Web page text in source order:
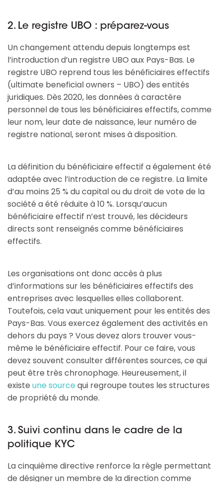
2. Le registre UBO : préparez-vous
Un changement attendu depuis longtemps est
l’introduction d’un registre UBO aux Pays-Bas. Le
registre UBO reprend tous les bénéficiaires effectifs
(ultimate beneficial owners – UBO) des entités
juridiques. Dès 2020, les données à caractère
personnel de tous les bénéficiaires effectifs, comme
leur nom, leur date de naissance, leur numéro de
registre national, seront mises à disposition.
La définition du bénéficiaire effectif a également été
adaptée avec l’introduction de ce registre. La limite
d’au moins 25 % du capital ou du droit de vote de la
société a été réduite à 10 %. Lorsqu’aucun
bénéficiaire effectif n’est trouvé, les décideurs
directs sont renseignés comme bénéficiaires
effectifs.
Les organisations ont donc accès à plus
d’informations sur les bénéficiaires effectifs des
entreprises avec lesquelles elles collaborent.
Toutefois, cela vaut uniquement pour les entités des
Pays-Bas. Vous exercez également des activités en
dehors du pays ? Vous devez alors trouver vous-
même le bénéficiaire effectif. Pour ce faire, vous
devez souvent consulter différentes sources, ce qui
peut être très chronophage. Heureusement, il
existe une source qui regroupe toutes les structures
de propriété du monde.
3. Suivi continu dans le cadre de la
politique KYC
La cinquième directive renforce la règle permettant
de désigner un membre de la direction comme